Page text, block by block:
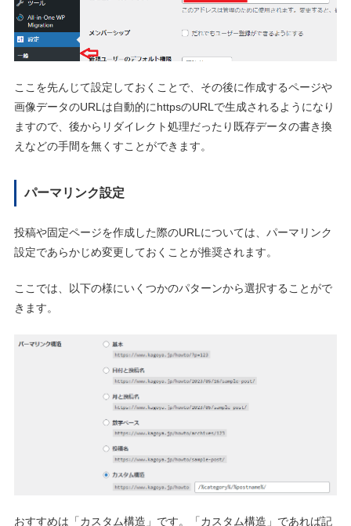
ここを先んじて設定しておくことで、その後に作成するページや
画像データのURLは自動的にhttpsのURLで生成されるようになり
ますので、後からリダイレクト処理だったり既存データの書き換
えなどの手間を無くすことができます。
パーマリンク設定
投稿や固定ページを作成した際のURLについては、パーマリンク
設定であらかじめ変更しておくことが推奨されます。
ここでは、以下の様にいくつかのパターンから選択することがで
きます。
おすすめは「カスタム構造」です。「カスタム構造」であれば記